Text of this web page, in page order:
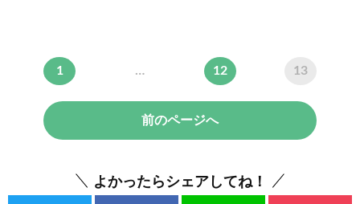
1 … 12 13
前のページへ
よかったらシェアしてね！